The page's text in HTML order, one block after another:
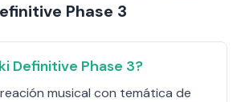
Phase 3
Definitive Phase 3?
musical con temática de